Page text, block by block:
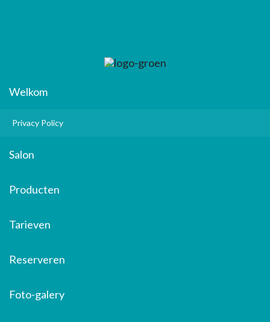
Welkom
Privacy Policy
Salon
Producten
Tarieven
Reserveren
Foto-galery